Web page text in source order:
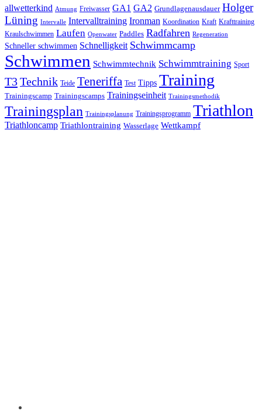
allwetterkind Atmung Freiwasser GA1 GA2 Grundlagenausdauer Holger
Lüning Intervalle Intervalltraining Ironman Koordination Kraft Krafttraining
Kraulschwimmen Laufen Openwater Paddles Radfahren Regeneration
Schneller schwimmen Schnelligkeit Schwimmcamp
Schwimmen Schwimmtechnik Schwimmtraining Sport
T3Technik Teide Teneriffa Test Tipps Training
Trainingscamp Trainingscamps Trainingseinheit Trainingsmethodik
Trainingsplan Trainingsplanung Trainingsprogramm Triathlon
Triathloncamp Triathlontraining Wasserlage Wettkampf